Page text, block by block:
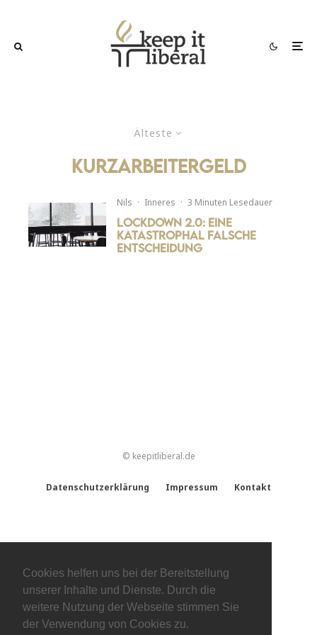
Cookies helfen uns bei der Bereitstellung
unserer Inhalte und Dienste. Durch die
weitere Nutzung der Webseite stimmen Sie
der Verwendung von Cookies zu.
Älteste
kurzarbeitergeld
Nils · Inneres · 3 Minuten Lesedauer
Lockdown 2.0: Eine
katastrophal falsche
Entscheidung
© keepitliberal.de
Datenschutzerklärung Impressum Kontakt